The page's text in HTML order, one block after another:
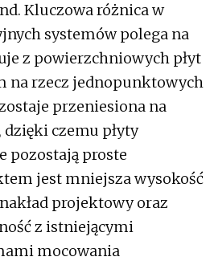
Kluczowa różnica w
systemów polega na
z powierzchniowych płyt
na rzecz jednopunktowych
przeniesiona na
dzięki czemu płyty
pozostają proste
jest mniejsza wysokość
projektowy oraz
z istniejącymi
mocowania